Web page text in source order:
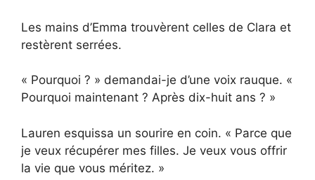
Les mains d’Emma trouvèrent celles de Clara et
restèrent serrées.
« Pourquoi ? » demandai-je d’une voix rauque. «
Pourquoi maintenant ? Après dix-huit ans ? »
Lauren esquissa un sourire en coin. « Parce que
je veux récupérer mes filles. Je veux vous offrir
la vie que vous méritez. »